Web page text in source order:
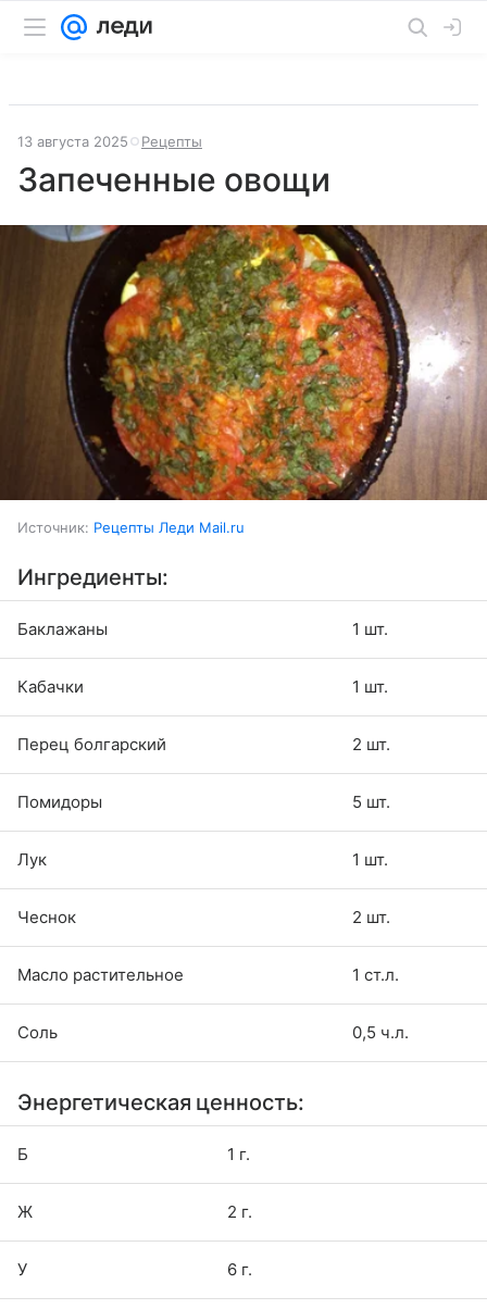
13 августа 2025 Рецепты
Запеченные овощи
Источник: Рецепты Леди Mail.ru
Ингредиенты:
Баклажаны 1 шт.
Кабачки 1 шт.
Перец болгарский 2 шт.
Помидоры 5 шт.
Лук 1 шт.
Чеснок 2 шт.
Масло растительное 1 ст.л.
Соль 0,5 ч.л.
Энергетическая ценность:
Б 1 г.
Ж 2 г.
У 6 г.